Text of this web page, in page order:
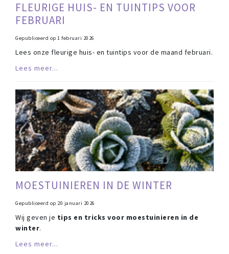
FLEURIGE HUIS- EN TUINTIPS VOOR
FEBRUARI
Gepubliceerd op 1 februari 2026
Lees onze fleurige huis- en tuintips voor de maand februari.
Lees meer...
MOESTUINIEREN IN DE WINTER
Gepubliceerd op 20 januari 2026
Wij geven je tips en tricks voor moestuinieren in de
winter.
Lees meer...